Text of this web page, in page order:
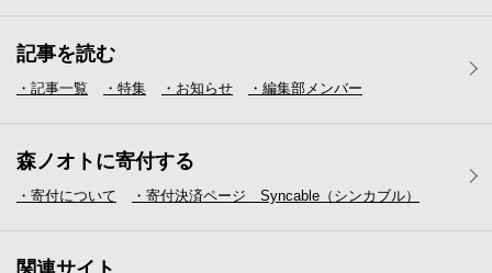
記事を読む
・記事一覧 ・特集 ・お知らせ ・編集部メンバー
森ノオトに寄付する
・寄付について ・寄付決済ページ Syncable（シンカブル）
関連サイト